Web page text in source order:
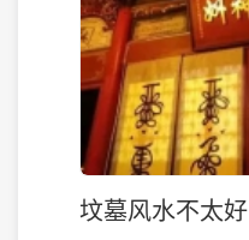
坟墓风水不太好